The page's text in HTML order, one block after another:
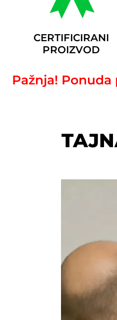
CERTIFICIRANI
PROIZVOD
Pažnja!